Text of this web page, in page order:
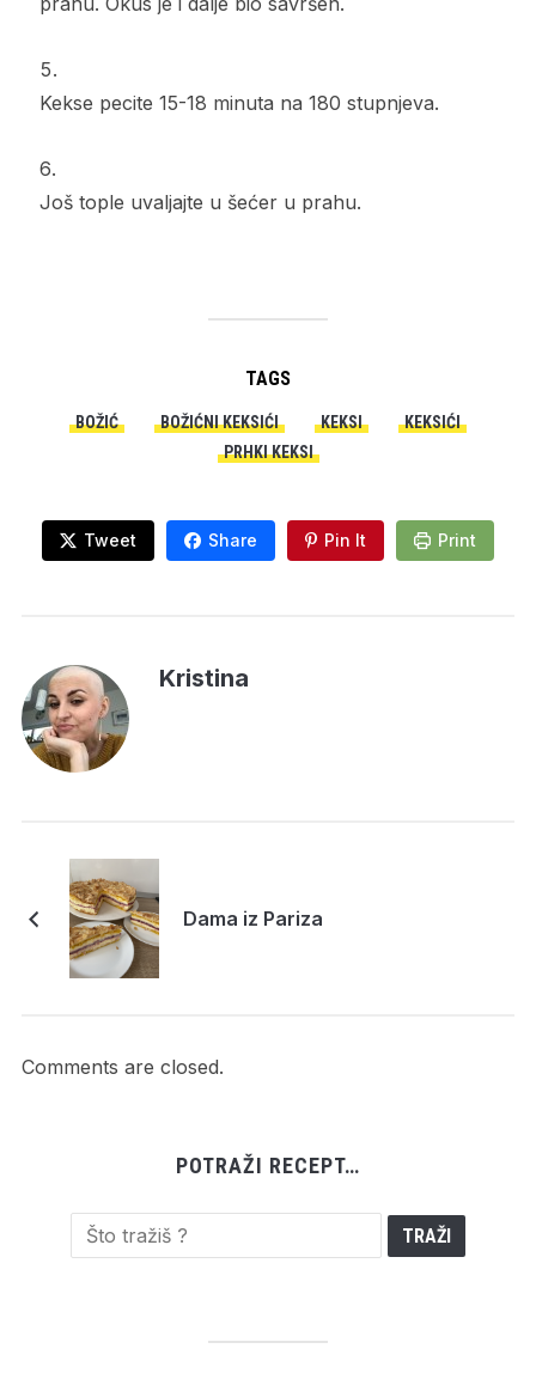
Kekse pecite 15-18 minuta na 180 stupnjeva.
Još tople uvaljajte u šećer u prahu.
TAGS
BOŽIĆ BOŽIĆNI KEKSIĆI KEKSI
KEKSIĆI
PRHKI KEKSI
Tweet Share Pin It Print
Kristina
Dama iz Pariza
Comments are closed.
POTRAŽI RECEPT…